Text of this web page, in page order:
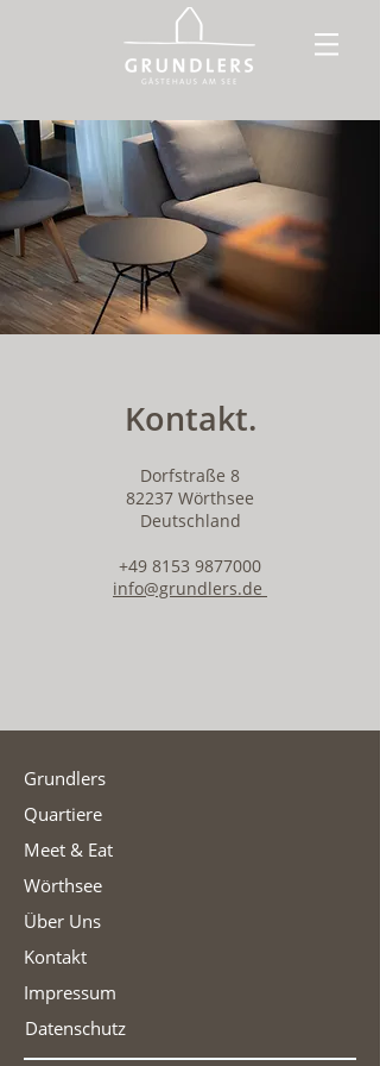
Kontakt.
Dorfstraße 8
82237 Wörthsee
Deutschland
+49 8153 9877000
info@grundlers.de
Grundlers
Quartiere
Meet & Eat
Wörthsee
Über Uns
Kontakt
Impressum
Datenschutz